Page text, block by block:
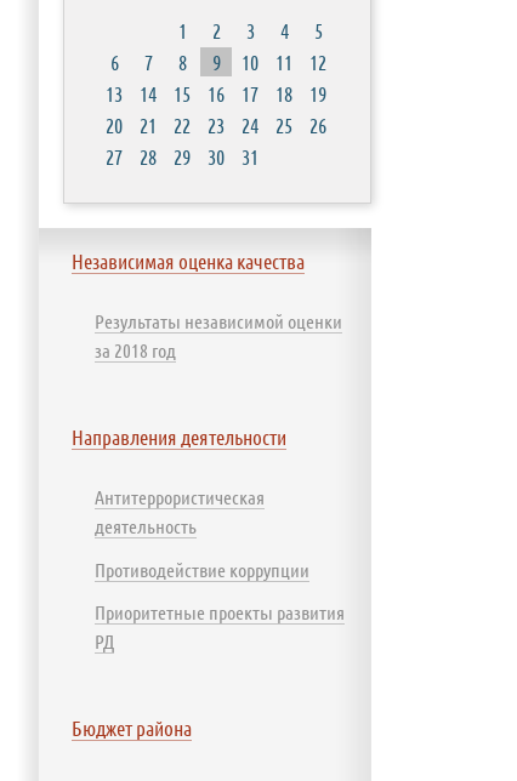
1
2 3 4
5
6
7 8 9 10 11
12
13
14 15 16 17 18
19
20
21 22 23 24 25
26
27
28 29 30 31
Независимая оценка качества
Результаты независимой оценки
за 2018 год
Направления деятельности
Антитеррористическая
деятельность
Противодействие коррупции
Приоритетные проекты развития
РД
Бюджет района